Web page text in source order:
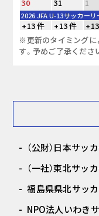
30
31 1
2026 JFA U-13サッカー
+13 件 +13 件
※更新のタイミングに
す。予めご了承くださ
（公財）日本サッ
（一社）東北サッ
福島県県北サッ
NPO法人いわき